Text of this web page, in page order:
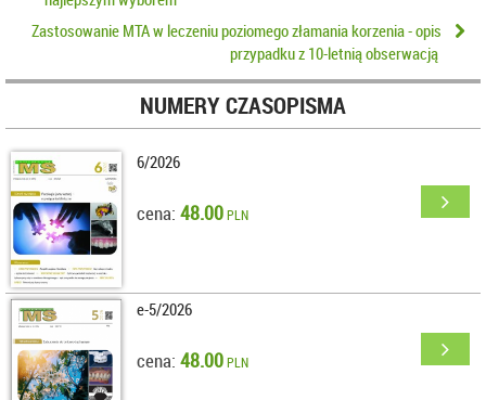
Zastosowanie MTA w leczeniu poziomego złamania korzenia - opis
przypadku z 10-letnią obserwacją
NUMERY CZASOPISMA
6/2026
cena: 48.00PLN
e-5/2026
cena: 48.00PLN